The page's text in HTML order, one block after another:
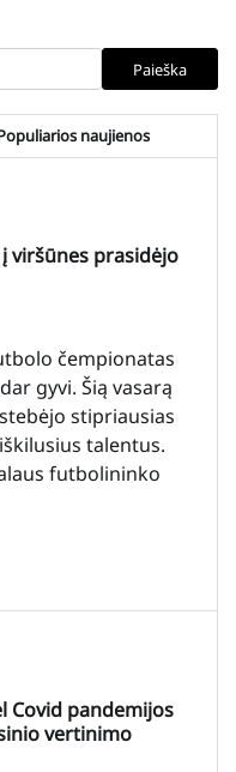
Paieška
naujienos
viršūnes prasidėjo
čempionatas
gyvi. Šią vasarą
stipriausias
talentus.
futbolininko
Covid pandemijos
vertinimo